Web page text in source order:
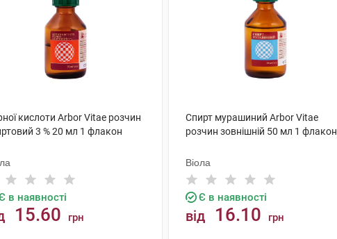
кислоти Arbor Vitae розчин
3 % 20 мл 1 флакон
в наявності
15.60 грн
Спирт мурашиний Arbor Vitae
розчин зовнішній 50 мл 1 флакон
Віола
Є в наявності
від 16.10 грн